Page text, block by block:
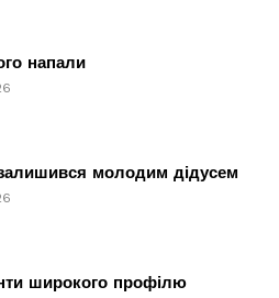
напали
молодим дідусем
широкого профілю